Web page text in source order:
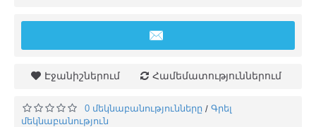
Էջանիշներում Համեմատություններում
0 մեկնաբանությունները / Գրել
մեկնաբանություն